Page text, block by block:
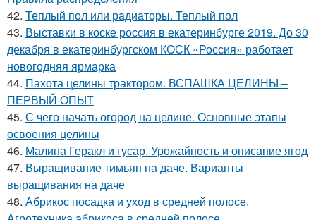
42. Теплый пол или радиаторы. Теплый пол
43. Выставки в коске россия в екатеринбурге 2019. До 30
декабря в екатеринбургском КОСК «Россия» работает
новогодняя ярмарка
44. Пахота целины трактором. ВСПАШКА ЦЕЛИНЫ –
ПЕРВЫЙ ОПЫТ
45. С чего начать огород на целине. Основные этапы
освоения целины
46. Малина Геракл и гусар. Урожайность и описание ягод
47. Выращивание тимьян на даче. Варианты
выращивания на даче
48. Абрикос посадка и уход в средней полосе.